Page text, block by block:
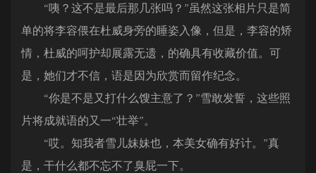
“咦？这不是最后那几张吗？”虽然这张相片只是简
单的将李容偎在杜威身旁的睡姿入像，但是，李容的矫
情，杜威的呵护却展露无遗，的确具有收藏价值。可
是，她们才不信，语是因为欣赏而留作纪念。
“你是不是又打什么馊主意了？”雪敢发誓，这些照
片将成就语的又一“壮举”。
“哎。知我者雪儿妹妹也，本美女确有好计。”真
是，干什么都不忘不了臭屁一下。